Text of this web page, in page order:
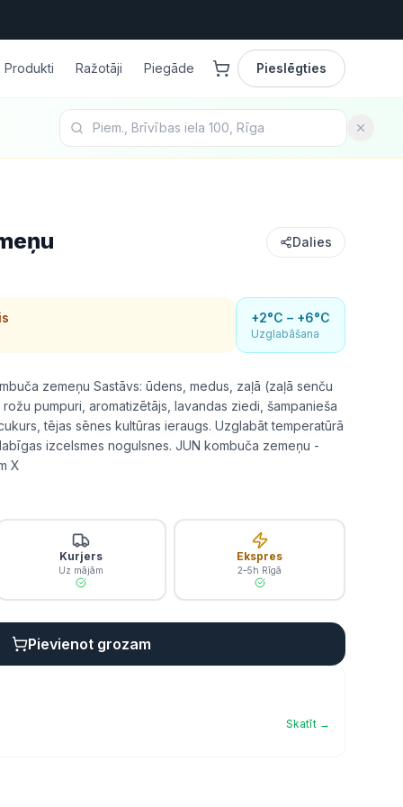
Produkti Ražotāji Piegāde Pieslēgties
Dalies
+2°C – +6°C
Uzglabāšana
zemeņu Sastāvs: ūdens, medus, zaļā (zaļā senču
pumpuri, aromatizētājs, lavandas ziedi, šampanieša
tējas sēnes kultūras ieraugs. Uzglabāt temperatūrā
izcelsmes nogulsnes. JUN kombuča zemeņu -
X
Kurjers
Uz mājām
Ekspres
2–5h Rīgā
Pievienot grozam
Skatīt →